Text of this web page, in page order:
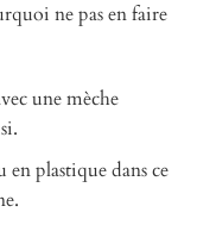
ne pas en faire
une mèche
plastique dans ce